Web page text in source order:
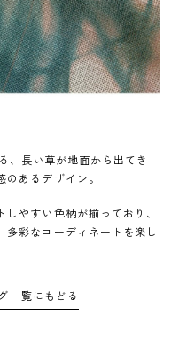
、長い草が地面から出てき
あるデザイン。
やすい色柄が揃っており、
多彩なコーディネートを楽し
一覧にもどる